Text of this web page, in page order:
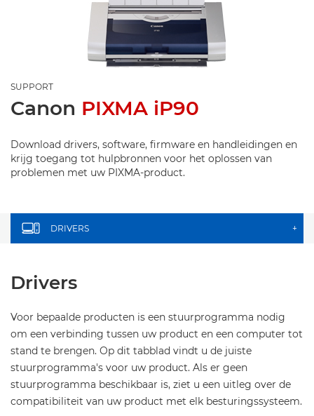
SUPPORT
Canon PIXMA iP90
Download drivers, software, firmware en handleidingen en
krijg toegang tot hulpbronnen voor het oplossen van
problemen met uw PIXMA-product.
DRIVERS +
Drivers
Voor bepaalde producten is een stuurprogramma nodig
om een verbinding tussen uw product en een computer tot
stand te brengen. Op dit tabblad vindt u de juiste
stuurprogramma's voor uw product. Als er geen
stuurprogramma beschikbaar is, ziet u een uitleg over de
compatibiliteit van uw product met elk besturingssysteem.